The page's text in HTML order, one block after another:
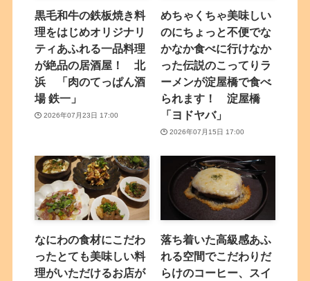
黒毛和牛の鉄板焼き料
理をはじめオリジナリ
ティあふれる一品料理
が絶品の居酒屋！ 北
浜 「肉のてっぱん酒
場 鉄一」
2026年07月23日 17:00
めちゃくちゃ美味しい
のにちょっと不便でな
かなか食べに行けなか
った伝説のこってりラ
ーメンが淀屋橋で食べ
られます！ 淀屋橋
「ヨドヤバ」
2026年07月15日 17:00
なにわの食材にこだわ
ったとても美味しい料
理がいただけるお店が
落ち着いた高級感あふ
れる空間でこだわりだ
らけのコーヒー、スイ